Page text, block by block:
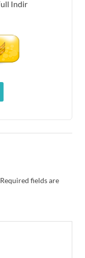
Required fields are